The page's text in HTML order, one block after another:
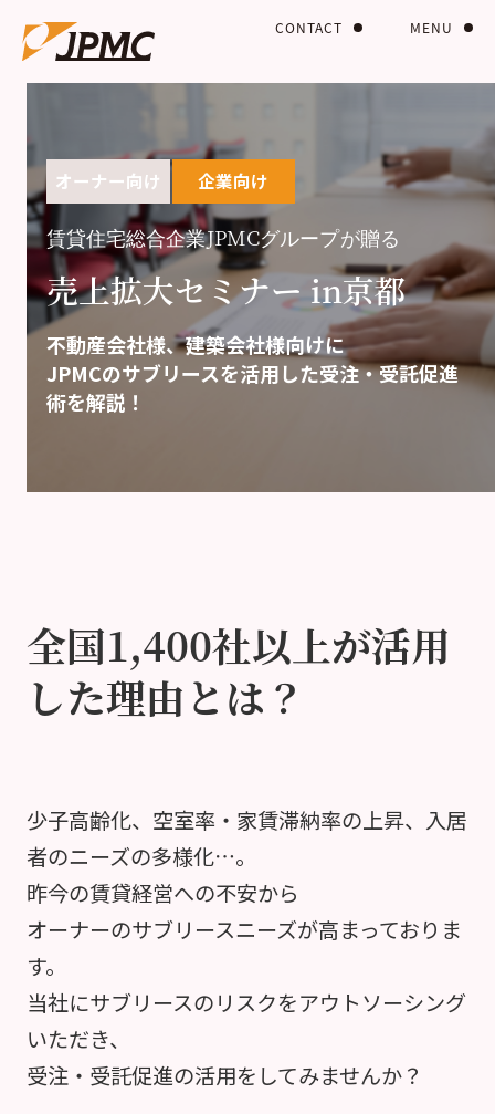
MENU
CONTACT
オーナー向け 企業向け
賃貸住宅総合企業JPMCグループが贈る
売上拡大セミナー in京都
不動産会社様、建築会社様向けに
JPMCのサブリースを活用した受注・受託促進
術を解説！
全国1,400社以上が活用
した理由とは？
少子高齢化、空室率・家賃滞納率の上昇、入居
者のニーズの多様化…。
昨今の賃貸経営への不安から
オーナーのサブリースニーズが高まっておりま
す。
当社にサブリースのリスクをアウトソーシング
いただき、
受注・受託促進の活用をしてみませんか？